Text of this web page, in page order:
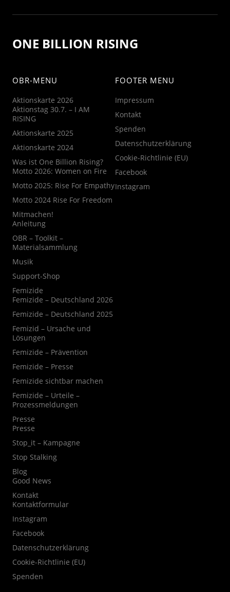
ONE BILLION RISING
OBR-MENU
Aktionskarte 2026
Aktionstag 30.7. – I AM
RISING
Aktionskarte 2025
Aktionskarte 2024
Was ist One Billion Rising?
Motto 2026: Women on Fire
Motto 2025: Rise For Empathy
Motto 2024 Rise For Freedom
Mitmachen!
Anleitung
OBR – Toolkit –
Materialsammlung
Musik
Support-Shop
Femizide
Femizide – Deutschland 2026
Femizide – Deutschland 2025
Femizid – Ursache und
Lösungen
Femizide – Prävention
Femizide – Presse
Femizide sichtbar machen
Femizide – Urteile –
Prozessmeldungen
Presse
Presse
Stop_it – Kampagne
Stop Stalking
Blog
Good News
Kontakt
Kontaktformular
Instagram
Facebook
Datenschutzerklärung
Cookie-Richtlinie (EU)
Spenden
FOOTER MENU
Impressum
Kontakt
Spenden
Datenschutzerklärung
Cookie-Richtlinie (EU)
Facebook
Instagram